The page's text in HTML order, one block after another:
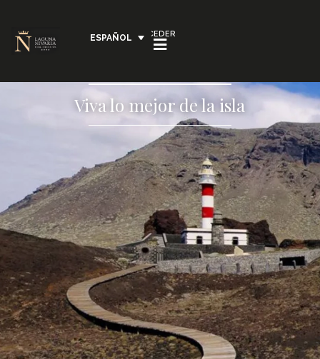
ESPAÑOL ACCEDER
Viva lo mejor de la isla